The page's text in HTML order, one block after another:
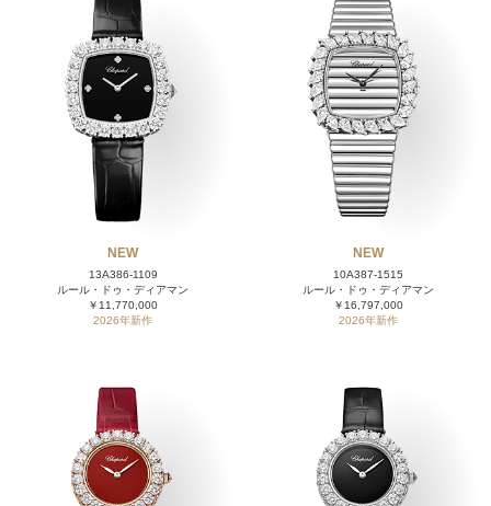
NEW
13A386-1109
ルール・ドゥ・ディアマン
￥11,770,000
2026年新作
NEW
10A387-1515
ルール・ドゥ・ディアマン
￥16,797,000
2026年新作